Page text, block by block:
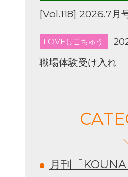
[Vol.118] 2026.7
LOVEしこちゅう
職場体験受け入れ
月刊「